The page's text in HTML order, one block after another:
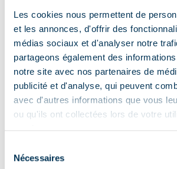
Les cookies nous permettent de
et les annonces, d'offrir des
médias sociaux et d'analyser notre
partageons également des
notre site avec nos partenaires de
publicité et d'analyse, qui peuvent
avec d'autres informations que vous
ou qu'ils ont collectées lors de votre
Nécessaires
Free
Favorites
Nature
10 Aug. 2026
Creation of a
nature
Free